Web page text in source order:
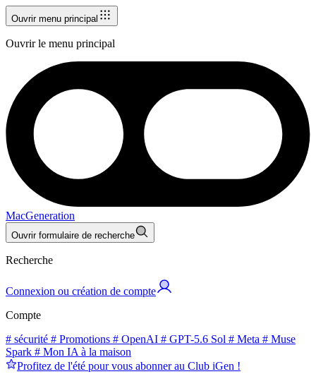
Ouvrir menu principal
Ouvrir le menu principal
MacGeneration
Ouvrir formulaire de recherche
Recherche
Connexion ou création de compte
Compte
# sécurité # Promotions # OpenAI # GPT-5.6 Sol # Meta # Muse
Spark # Mon IA à la maison
Profitez de l'été pour vous abonner au Club iGen !